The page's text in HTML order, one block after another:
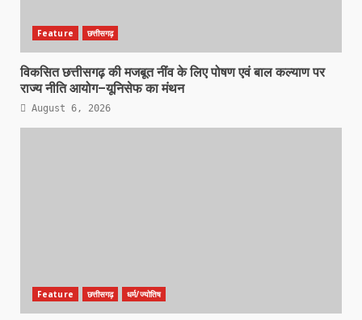
Feature छत्तीसगढ़
विकसित छत्तीसगढ़ की मजबूत नींव के लिए पोषण एवं बाल कल्याण पर
राज्य नीति आयोग–यूनिसेफ का मंथन
August 6, 2026
Feature छत्तीसगढ़ धर्म/ज्योतिष